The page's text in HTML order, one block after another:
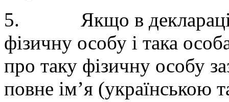
5. Якщо в декларації
фізичну особу і така
про таку фізичну особу
повне ім’я (українською